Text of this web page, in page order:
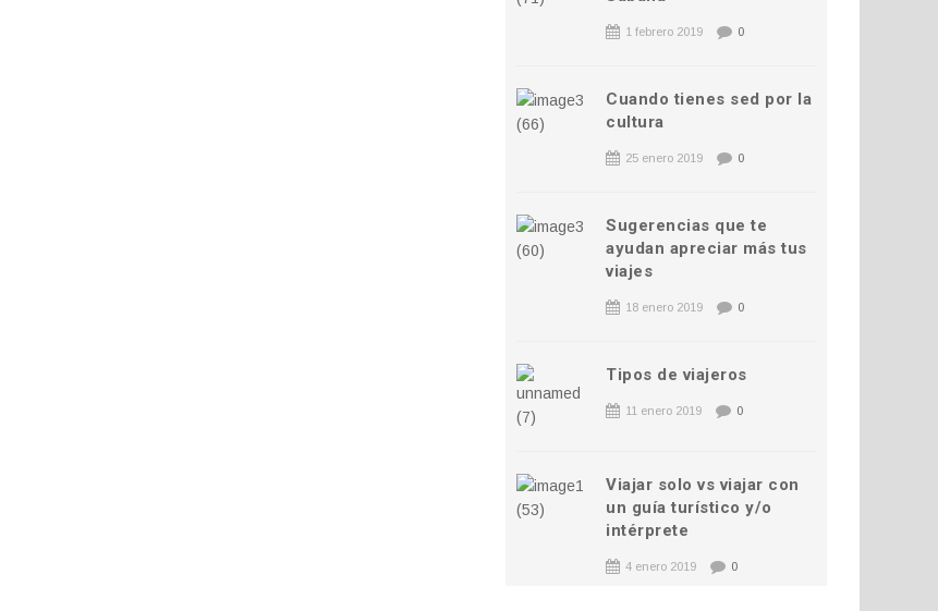
1 febrero 2019 0
Cuando tienes sed por la
cultura
25 enero 2019 0
Sugerencias que te
ayudan apreciar más tus
viajes
18 enero 2019 0
Tipos de viajeros
11 enero 2019 0
Viajar solo vs viajar con
un guía turístico y/o
intérprete
4 enero 2019 0